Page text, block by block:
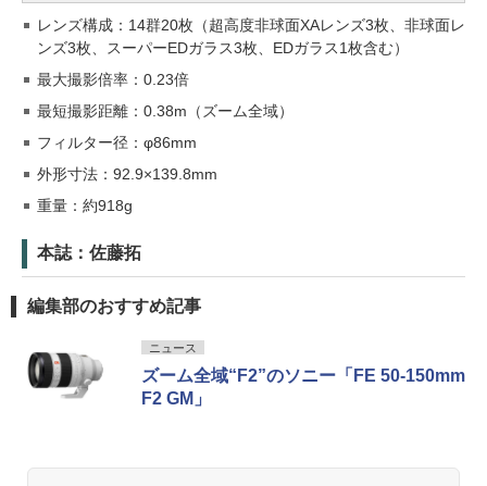
レンズ構成：14群20枚（超高度非球面XAレンズ3枚、非球面レ
ンズ3枚、スーパーEDガラス3枚、EDガラス1枚含む）
最大撮影倍率：0.23倍
最短撮影距離：0.38m（ズーム全域）
フィルター径：φ86mm
外形寸法：92.9×139.8mm
重量：約918g
本誌：佐藤拓
編集部のおすすめ記事
ニュース
ズーム全域“F2”のソニー「FE 50-150mm
F2 GM」